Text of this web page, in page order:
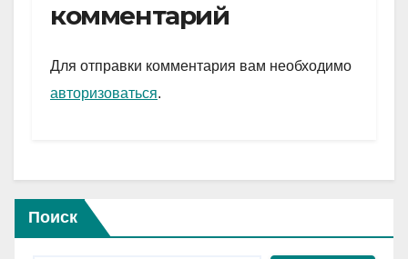
a
m
A
p
и
комментарий
Для отправки комментария вам необходимо
авторизоваться.
Поиск